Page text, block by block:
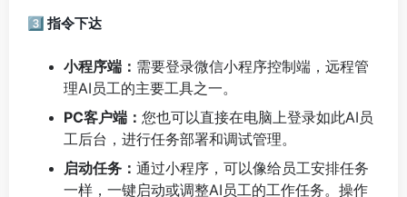
3️⃣ 指令下达
小程序端： 需要登录微信小程序控制端，远程管
理AI员工的主要工具之一。
PC客户端： 您也可以直接在电脑上登录如此AI员
工后台，进行任务部署和调试管理。
启动任务： 通过小程序，可以像给员工安排任务
一样，一键启动或调整AI员工的工作任务。操作